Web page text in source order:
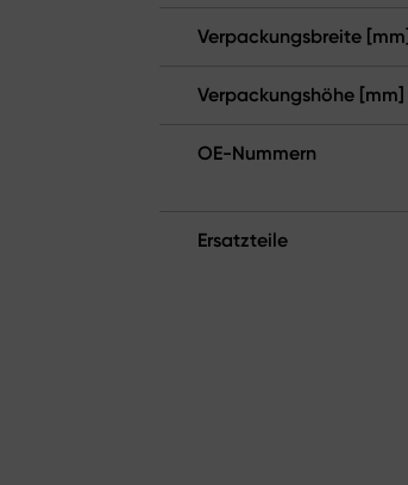
Verpackungsbreite [mm]
Verpackungshöhe [mm]
OE-Nummern
Ersatzteile